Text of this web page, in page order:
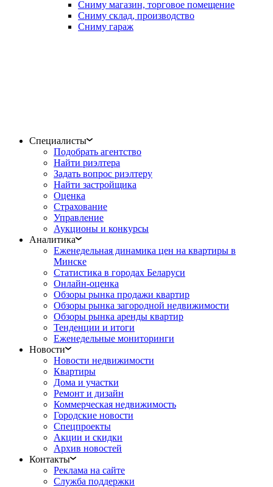
Сниму магазин, торговое помещение
Сниму склад, производство
Сниму гараж
Специалисты
Подобрать агентство
Найти риэлтера
Задать вопрос риэлтеру
Найти застройщика
Оценка
Страхование
Управление
Аукционы и конкурсы
Аналитика
Еженедельная динамика цен на квартиры в
Минске
Статистика в городах Беларуси
Онлайн-оценка
Обзоры рынка продажи квартир
Обзоры рынка загородной недвижимости
Обзоры рынка аренды квартир
Тенденции и итоги
Еженедельные мониторинги
Новости
Новости недвижимости
Квартиры
Дома и участки
Ремонт и дизайн
Коммерческая недвижимость
Городские новости
Спецпроекты
Акции и скидки
Архив новостей
Контакты
Реклама на сайте
Служба поддержки